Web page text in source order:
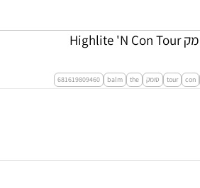
con
tour סומק the
balm
681619809460